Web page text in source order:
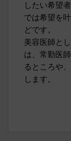
したい希望
では希望を
どです。
美容医師と
は、常勤医
るところや
します。